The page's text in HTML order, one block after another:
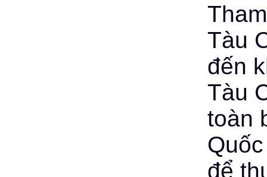
Tàu
đến
Tàu
toàn
để